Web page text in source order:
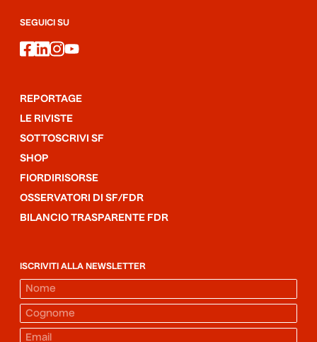
SEGUICI SU
facebook
linkedin
instagram
youtube
REPORTAGE
LE RIVISTE
SOTTOSCRIVI SF
SHOP
FIORDIRISORSE
OSSERVATORI DI SF/FDR
BILANCIO TRASPARENTE FDR
ISCRIVITI ALLA NEWSLETTER